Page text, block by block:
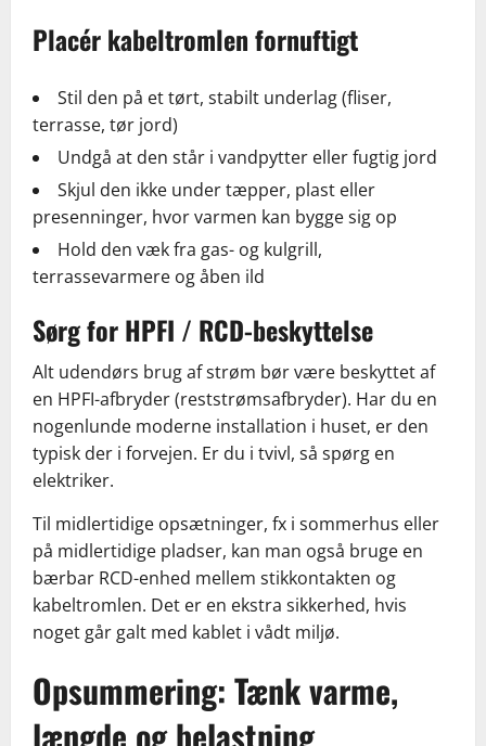
Placér kabeltromlen fornuftigt
Stil den på et tørt, stabilt underlag (fliser,
terrasse, tør jord)
Undgå at den står i vandpytter eller fugtig jord
Skjul den ikke under tæpper, plast eller
presenninger, hvor varmen kan bygge sig op
Hold den væk fra gas- og kulgrill,
terrassevarmere og åben ild
Sørg for HPFI / RCD-beskyttelse
Alt udendørs brug af strøm bør være beskyttet af
en HPFI-afbryder (reststrømsafbryder). Har du en
nogenlunde moderne installation i huset, er den
typisk der i forvejen. Er du i tvivl, så spørg en
elektriker.
Til midlertidige opsætninger, fx i sommerhus eller
på midlertidige pladser, kan man også bruge en
bærbar RCD-enhed mellem stikkontakten og
kabeltromlen. Det er en ekstra sikkerhed, hvis
noget går galt med kablet i vådt miljø.
Opsummering: Tænk varme,
længde og belastning